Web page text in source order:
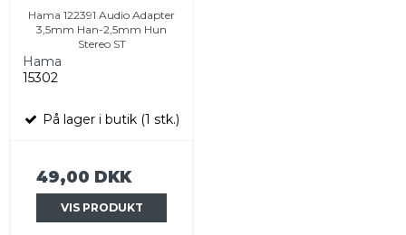
Hama 122391 Audio Adapter
3,5mm Han-2,5mm Hun
Stereo ST
Hama
15302
På lager i butik (1 stk.)
49,00 DKK
VIS PRODUKT